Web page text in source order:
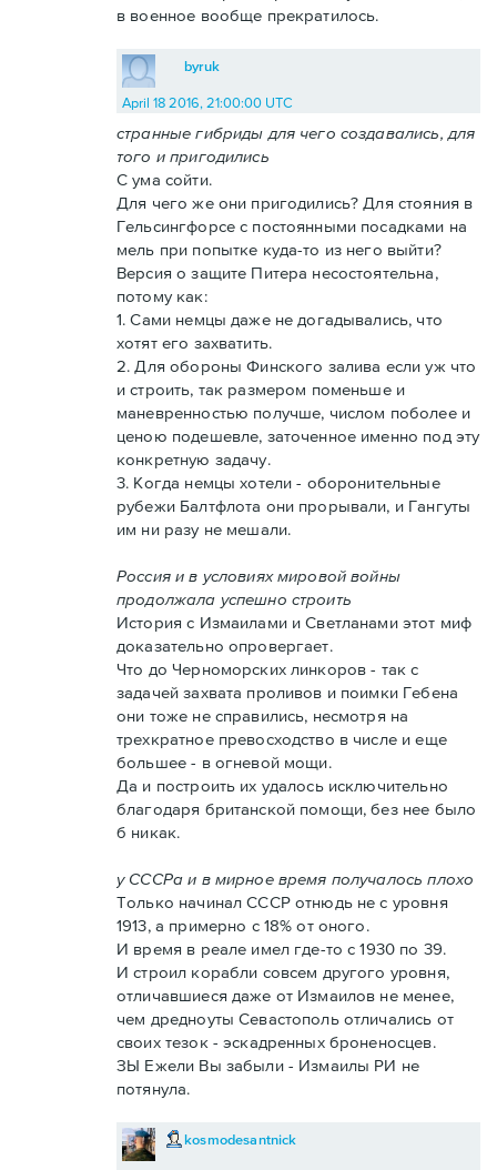
в военное вообще прекратилось.
byruk
April 18 2016, 21:00:00 UTC
странные гибриды для чего создавались, для
того и пригодились
С ума сойти.
Для чего же они пригодились? Для стояния в
Гельсингфорсе с постоянными посадками на
мель при попытке куда-то из него выйти?
Версия о защите Питера несостоятельна,
потому как:
1. Сами немцы даже не догадывались, что
хотят его захватить.
2. Для обороны Финского залива если уж что
и строить, так размером поменьше и
маневренностью получше, числом поболее и
ценою подешевле, заточенное именно под эту
конкретную задачу.
3. Когда немцы хотели - оборонительные
рубежи Балтфлота они прорывали, и Гангуты
им ни разу не мешали.
Россия и в условиях мировой войны
продолжала успешно строить
История с Измаилами и Светланами этот миф
доказательно опровергает.
Что до Черноморских линкоров - так с
задачей захвата проливов и поимки Гебена
они тоже не справились, несмотря на
трехкратное превосходство в числе и еще
большее - в огневой мощи.
Да и построить их удалось исключительно
благодаря британской помощи, без нее было
б никак.
у СССРа и в мирное время получалось плохо
Только начинал СССР отнюдь не с уровня
1913, а примерно с 18% от оного.
И время в реале имел где-то с 1930 по 39.
И строил корабли совсем другого уровня,
отличавшиеся даже от Измаилов не менее,
чем дредноуты Севастополь отличались от
своих тезок - эскадренных броненосцев.
ЗЫ Ежели Вы забыли - Измаилы РИ не
потянула.
kosmodesantnick